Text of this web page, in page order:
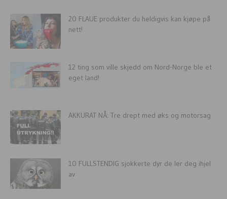
20 FLAUE produkter du heldigvis kan kjøpe på
nett!
12 ting som ville skjedd om Nord-Norge ble et
eget land!
AKKURAT NÅ: Tre drept med øks og motorsag
10 FULLSTENDIG sjokkerte dyr de ler deg ihjel
av